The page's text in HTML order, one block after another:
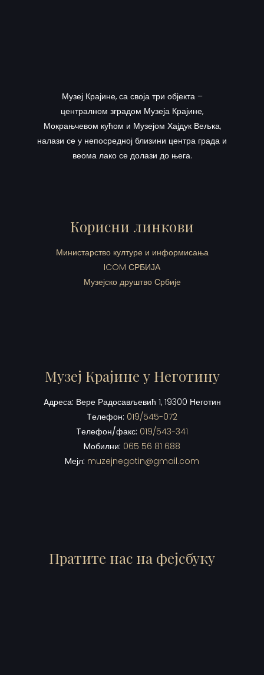
Музеј Крајине, са своја три објекта –
централном зградом Музеја Крајине,
Мокрањчевом кућом и Музејом Хајдук Вељка,
налази се у непосредној близини центра града и
веома лако се долази до њега.
Корисни линкови
Министарство културе и информисања
ICOM СРБИЈА
Музејско друштво Србије
Музеј Крајине у Неготину
Aдреса: Вере Радосављевић 1, 19300 Неготин
Tелефон: 019/545-072
Tелефон/факс: 019/543-341
Mобилни: 065 56 81 688
Mејл: muzejnegotin@gmail.com
Пратите нас на фејсбуку